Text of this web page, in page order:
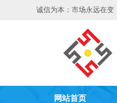
诚信为本：市场永远在变
网站首页